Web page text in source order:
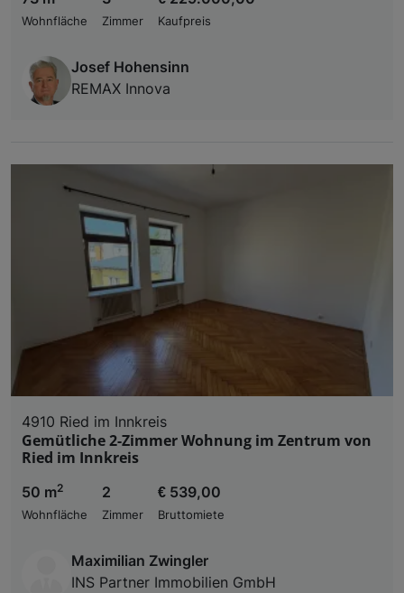
Wohnfläche
Zimmer Kaufpreis
Josef Hohensinn
REMAX Innova
4910 Ried im Innkreis
Gemütliche 2-Zimmer Wohnung im Zentrum von
Ried im Innkreis
50 m2
Wohnfläche
2
Zimmer
€ 539,00
Bruttomiete
Maximilian Zwingler
INS Partner Immobilien GmbH